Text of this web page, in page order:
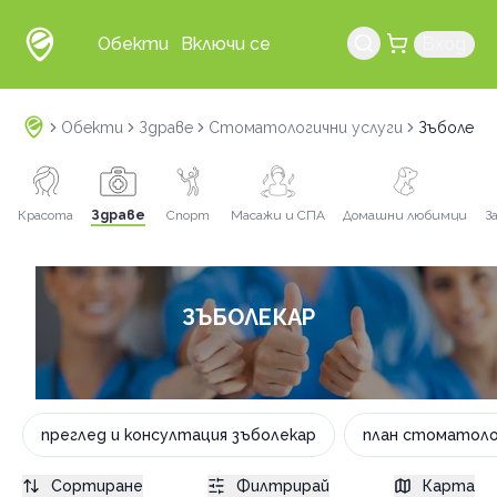
Обекти Включи се
Обекти Здраве Стоматологични услуги
Красота Здраве Спорт Масажи и СПА Домашни любимци
ЗЪБОЛЕКАР
преглед и консултация зъболекар план
Сортиране Филтрирай Карта